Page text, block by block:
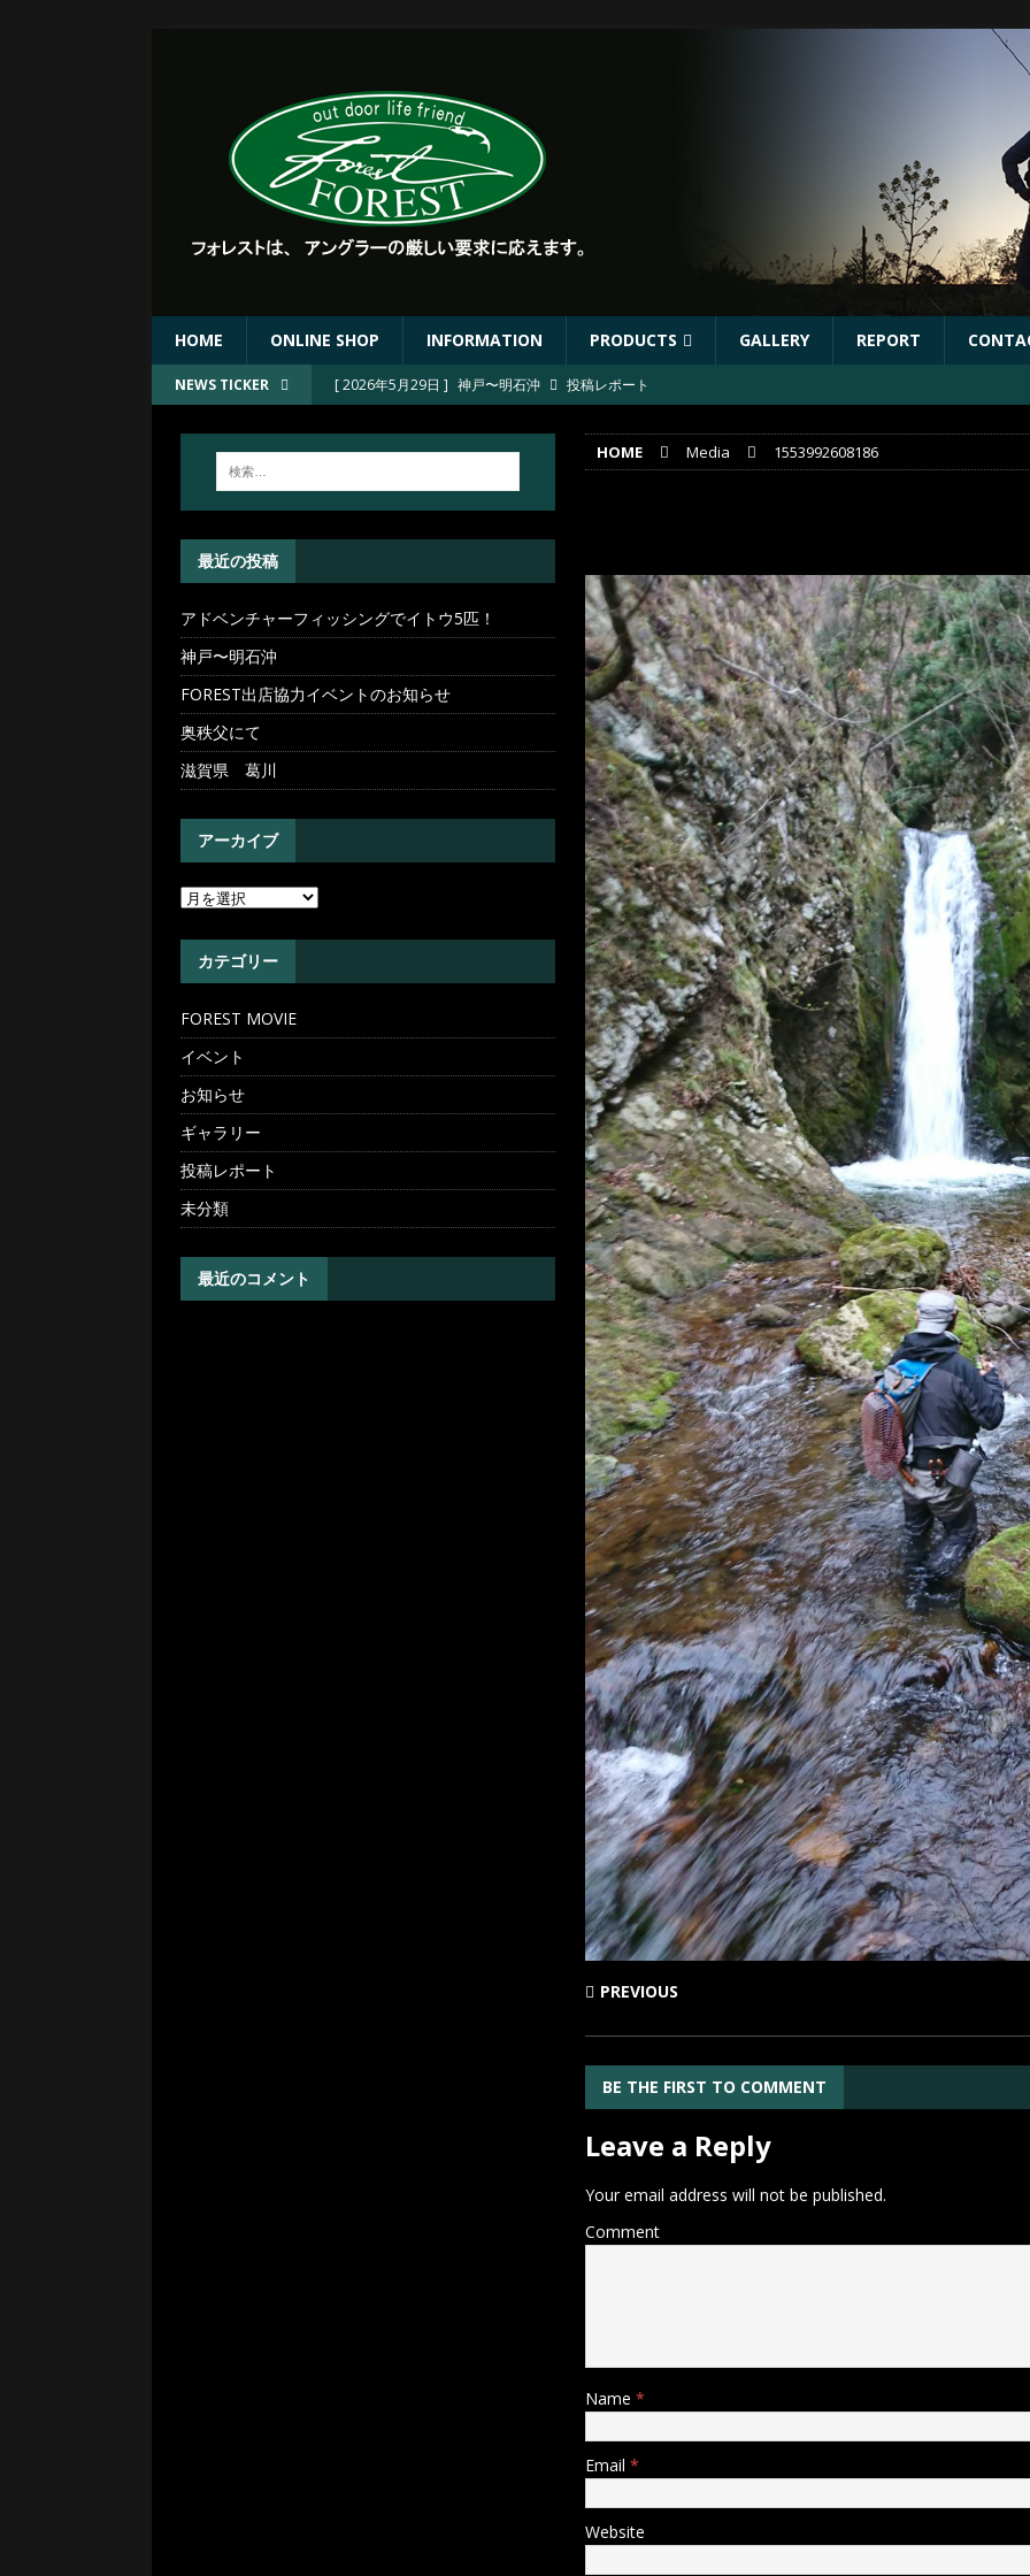
HOME ONLINE SHOP INFORMATION PRODUCTS GALLERY REPORT
NEWS TICKER [ 2026年5月29日 ] 神戸〜明石沖
投稿レポート
投稿レポート
[ 2026年5月29日 ] アドベンチャーフィッシングでイトウ5匹！
HOME Media 1553992608186
PREVIOUS
BE THE FIRST TO COMMENT
Leave a Reply
Your email address will not be published.
Comment
Name *
Email *
Website
最近の投稿
アドベンチャーフィッシングでイトウ5匹！
神戸〜明石沖
FOREST出店協力イベントのお知らせ
奥秩父にて
滋賀県 葛川
アーカイブ
カテゴリー
FOREST MOVIE
イベント
お知らせ
ギャラリー
投稿レポート
未分類
最近のコメント